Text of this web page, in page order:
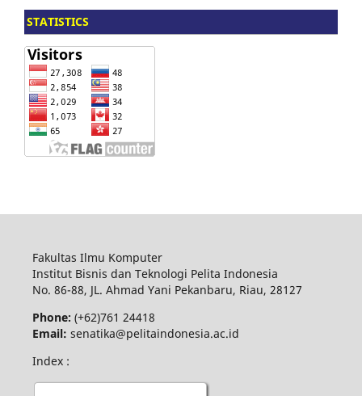
STATISTICS
Fakultas Ilmu Komputer
Institut Bisnis dan Teknologi Pelita Indonesia
No. 86-88, JL. Ahmad Yani Pekanbaru, Riau, 28127
Phone: (+62)761 24418
Email: senatika@pelitaindonesia.ac.id
Index :